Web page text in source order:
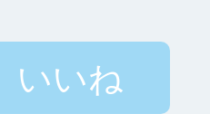
いいね